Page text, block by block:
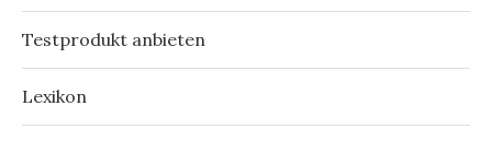
Testprodukt anbieten
Lexikon